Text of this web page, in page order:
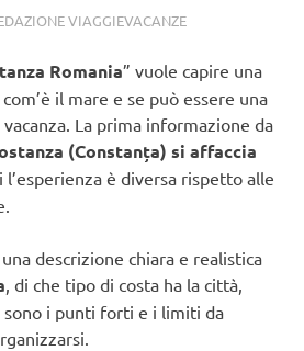
VIAGGIEVACANZEVIAGGI NEL
Romania” vuole capire una
il mare e se può essere una
La prima informazione da
(Constanța) si affaccia
l’esperienza è diversa rispetto alle
descrizione chiara e realistica
, di che tipo di costa ha la città,
sono i punti forti e i limiti da